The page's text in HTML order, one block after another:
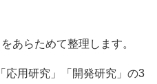
あらためて整理します。
応用研究」「開発研究」の3